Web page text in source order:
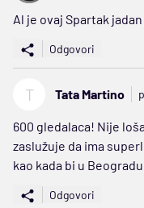
Al je ovaj Spartak
Odgovori
T Tata Martino
600 gledalaca! Nije
zaslužuje da ima
kao kada bi u
Odgovori